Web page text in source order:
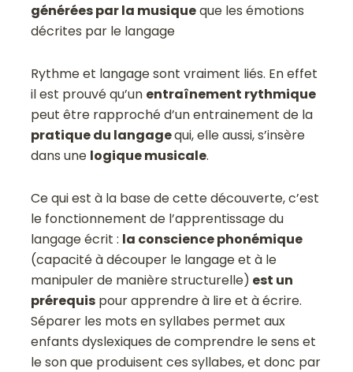
générées par la musiqueque les émotions
décrites par le langage
Rythme et langage sont vraiment liés. En effet
il est prouvé qu’un entraînement rythmique
peut être rapproché d’un entrainement de la
pratique du langagequi, elle aussi, s’insère
dans une logique musicale.
Ce qui est à la base de cette découverte, c’est
le fonctionnement de l’apprentissage du
langage écrit : la conscience phonémique
(capacité à découper le langage et à le
manipuler de manière structurelle) est un
prérequis pour apprendre à lire et à écrire.
Séparer les mots en syllabes permet aux
enfants dyslexiques de comprendre le sens et
le son que produisent ces syllabes, et donc par